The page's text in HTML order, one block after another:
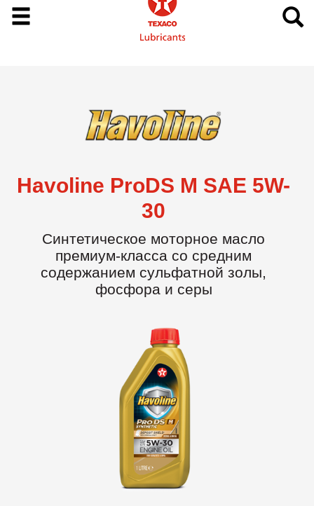
Havoline ProDS M SAE 5W-
30
Синтетическое моторное масло
премиум-класса со средним
содержанием сульфатной золы,
фосфора и серы